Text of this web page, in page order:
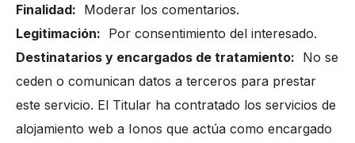
Finalidad: Moderar los comentarios.
Legitimación: Por consentimiento del interesado.
Destinatarios y encargados de tratamiento: No se
ceden o comunican datos a terceros para prestar
este servicio. El Titular ha contratado los servicios de
alojamiento web a Ionos que actúa como encargado